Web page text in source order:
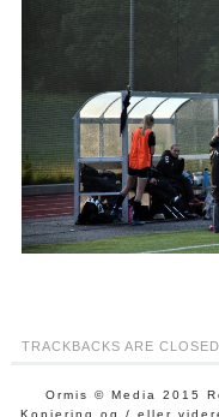
TRACKBACKS ARE
Ormis © Media 2015
Kopiering og / eller